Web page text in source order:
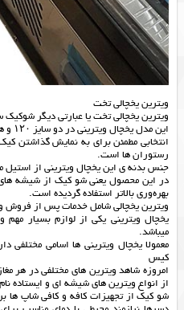
ویترین یخچالی تخت
ویترین یخچالی تخت یا عبارتی دیگر
این مدل یخچال ویترینی در دو سایز ۱۲۰ و همچنین ۹۰ تعبیه گردیدده است.
انتخابی مطمئن برای به نمایش گذاشتن
رستوران ها است.
جنس بدنه ی این یخچال ویترینی از استیل
در این محصول یعنی شو کیک از شیشه
بهره‌وری بالاتر استفاده گردیده است.
ویترین یخچالی شامل خدمات پس از فروش
یخچال ویترینی یکی از لوازم بسیار
میباشد.
معمولا یخچال ویترینی ها اسامی
کیس
امروزه شاهد ویترین های مختلفی در هر
از انواع ویترین های شیشه ای و ایستاده
شو کیک از تجهیزات کافه و کافی شاپ ها